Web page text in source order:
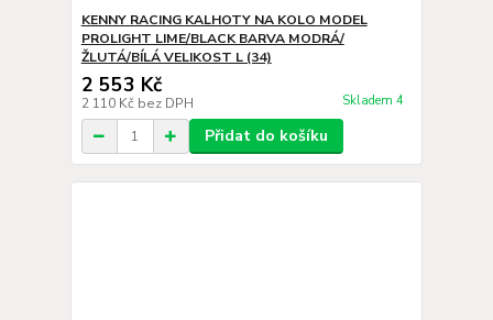
KENNY RACING KALHOTY NA KOLO MODEL
PROLIGHT LIME/BLACK BARVA MODRÁ/
ŽLUTÁ/BÍLÁ VELIKOST L (34)
2 553 Kč
2 110 Kč bez DPH Skladem 4
Přidat do košíku